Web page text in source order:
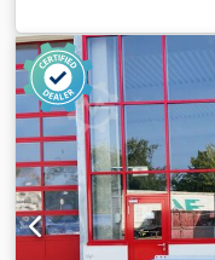
mm, サスペンション:
イールベース:
990 mm
タイヤサイズ:
235/75
17,5, 運転席:その他,
キ,